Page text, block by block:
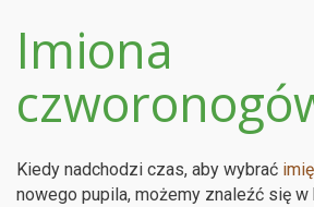
Imiona
Kiedy nadchodzi czas, aby wybrać imię
nowego pupila, możemy znaleźć się w